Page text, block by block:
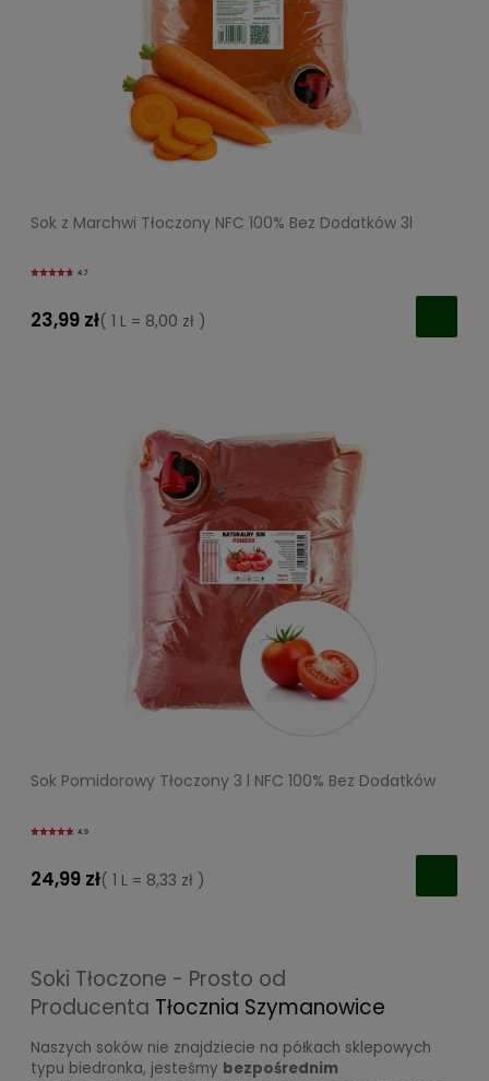
Sok z Marchwi Tłoczony NFC 100% Bez Dodatków 3l
4.7
23,99 zł( 1 L = 8,00 zł )
Sok Pomidorowy Tłoczony 3 l NFC 100% Bez Dodatków
4.9
24,99 zł( 1 L = 8,33 zł )
Soki Tłoczone - Prosto od
Producenta Tłocznia Szymanowice
Naszych soków nie znajdziecie na półkach sklepowych
typu biedronka, jesteśmy bezpośrednim